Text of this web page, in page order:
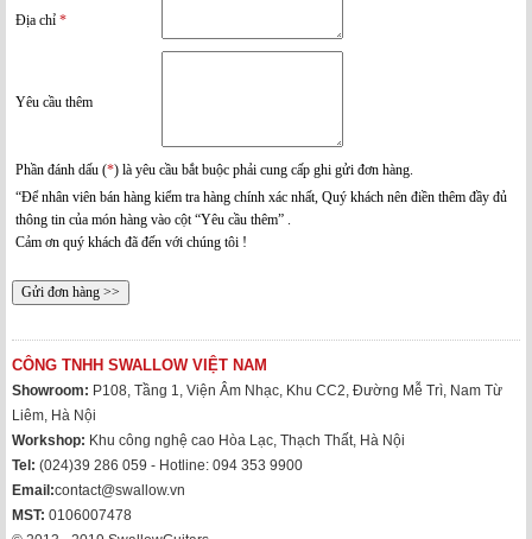
Địa chỉ *
Yêu cầu thêm
Phần đánh dấu (*) là yêu cầu bắt buộc phải cung cấp ghi gửi đơn hàng.
“Để nhân viên bán hàng kiểm tra hàng chính xác nhất, Quý khách nên điền thêm đầy đủ
thông tin của món hàng vào cột “Yêu cầu thêm” .
Cảm ơn quý khách đã đến với chúng tôi !
CÔNG TNHH SWALLOW VIỆT NAM
Showroom: P108, Tầng 1, Viện Âm Nhạc, Khu CC2, Đường Mễ Trì, Nam Từ
Liêm, Hà Nội
Workshop: Khu công nghệ cao Hòa Lạc, Thạch Thất, Hà Nội
Tel: (024)39 286 059 - Hotline: 094 353 9900
Email:contact@swallow.vn
MST: 0106007478